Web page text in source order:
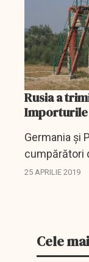
Rusia a
Importurile
Germania şi
cumpărători
suspende
25 APRILIE 2019
Cele